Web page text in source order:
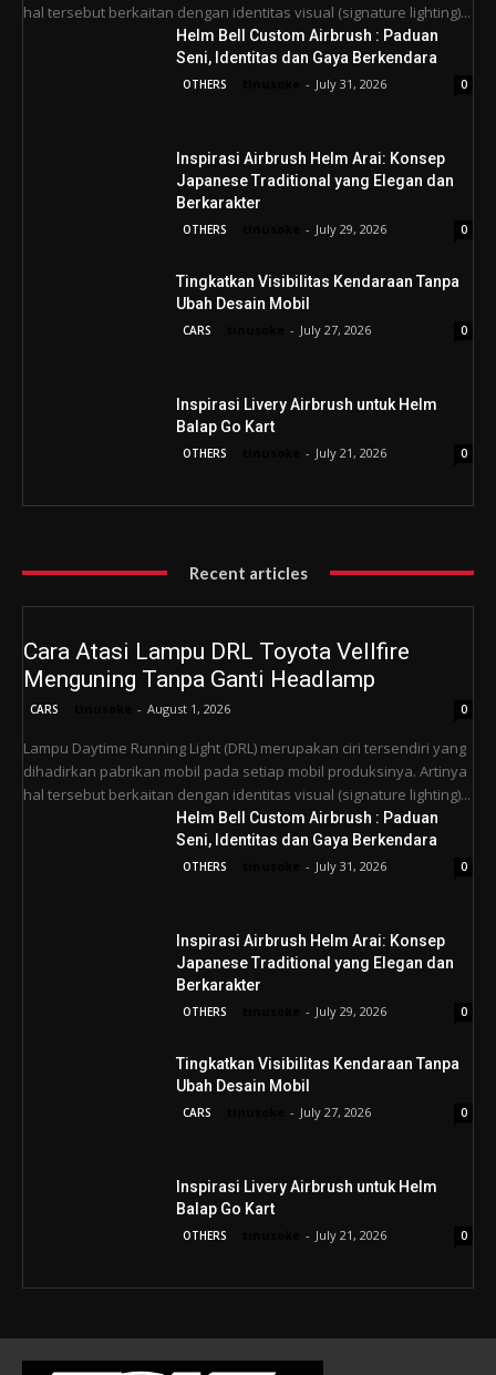
hal tersebut berkaitan dengan identitas visual (signature lighting)...
Helm Bell Custom Airbrush : Paduan
Seni, Identitas dan Gaya Berkendara
OTHERS - July 31, 2026 0
Inspirasi Airbrush Helm Arai: Konsep
Japanese Traditional yang Elegan dan
Berkarakter
OTHERS - July 29, 2026 0
Tingkatkan Visibilitas Kendaraan Tanpa
Ubah Desain Mobil
CARS - July 27, 2026 0
Inspirasi Livery Airbrush untuk Helm
Balap Go Kart
OTHERS - July 21, 2026 0
Recent articles
Cara Atasi Lampu DRL Toyota Vellfire
Menguning Tanpa Ganti Headlamp
CARS - August 1, 2026 0
Lampu Daytime Running Light (DRL) merupakan ciri tersendiri yang
dihadirkan pabrikan mobil pada setiap mobil produksinya. Artinya
hal tersebut berkaitan dengan identitas visual (signature lighting)...
Helm Bell Custom Airbrush : Paduan
Seni, Identitas dan Gaya Berkendara
OTHERS - July 31, 2026 0
Inspirasi Airbrush Helm Arai: Konsep
Japanese Traditional yang Elegan dan
Berkarakter
OTHERS - July 29, 2026 0
Tingkatkan Visibilitas Kendaraan Tanpa
Ubah Desain Mobil
CARS - July 27, 2026 0
Inspirasi Livery Airbrush untuk Helm
Balap Go Kart
OTHERS - July 21, 2026 0